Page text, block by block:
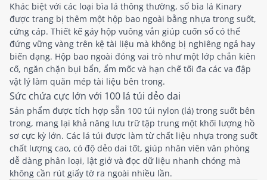
Khác biệt với các loại bìa lá thông thường, sổ bìa lá Kinary
được trang bị thêm một hộp bao ngoài bằng nhựa trong suốt,
cứng cáp. Thiết kế gáy hộp vuông vắn giúp cuốn sổ có thể
đứng vững vàng trên kệ tài liệu mà không bị nghiêng ngả hay
biến dạng. Hộp bao ngoài đóng vai trò như một lớp chắn kiên
cố, ngăn chặn bụi bẩn, ẩm mốc và hạn chế tối đa các va đập
vật lý làm quăn mép tài liệu bên trong.
Sức chứa cực lớn với 100 lá túi dẻo dai
Sản phẩm được tích hợp sẵn 100 túi nylon (lá) trong suốt bên
trong, mang lại khả năng lưu trữ tập trung một khối lượng hồ
sơ cực kỳ lớn. Các lá túi được làm từ chất liệu nhựa trong suốt
chất lượng cao, có độ dẻo dai tốt, giúp nhân viên văn phòng
dễ dàng phân loại, lật giở và đọc dữ liệu nhanh chóng mà
không cần rút giấy tờ ra ngoài nhiều lần.